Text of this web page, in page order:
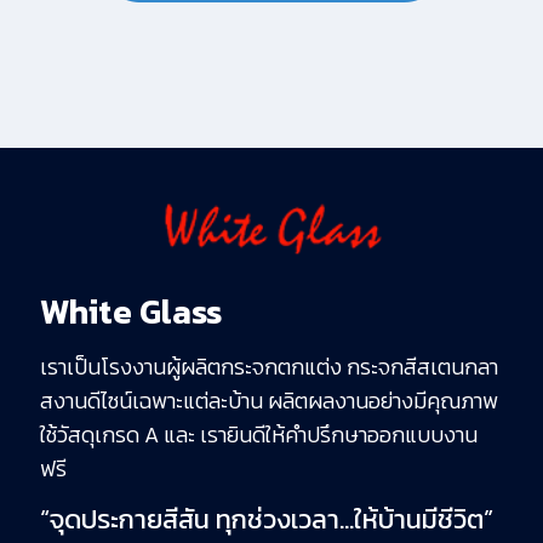
White Glass
เราเป็นโรงงานผู้ผลิตกระจกตกแต่ง กระจกสีสเตนกลา
สงานดีไซน์เฉพาะแต่ละบ้าน ผลิตผลงานอย่างมีคุณภาพ
ใช้วัสดุเกรด A และ เรายินดีให้คำปรึกษาออกแบบงาน
ฟรี
“จุดประกายสีสัน ทุกช่วงเวลา…ให้บ้านมีชีวิต”